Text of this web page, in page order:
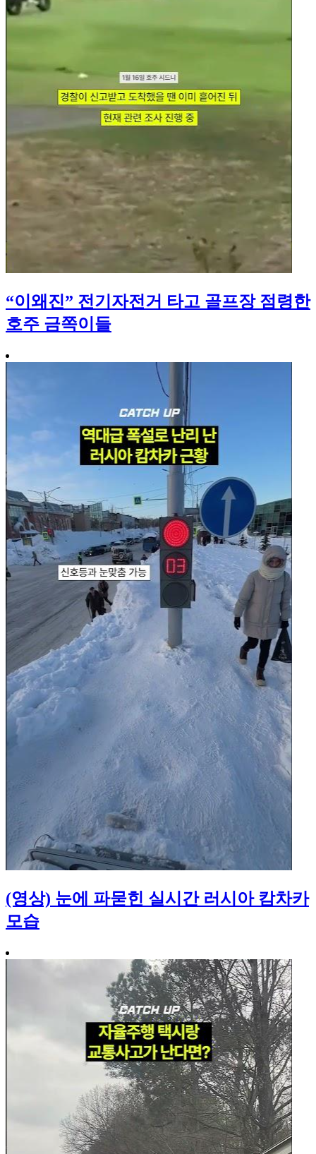
“이왜진” 전기자전거 타고 골프장 점령한
호주 금쪽이들
(영상) 눈에 파묻힌 실시간 러시아 캄차카
모습